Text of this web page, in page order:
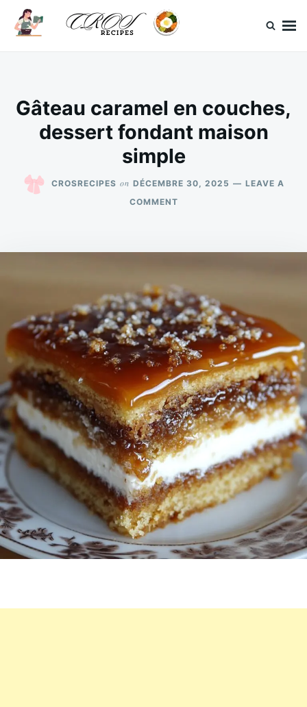
SkipSearch
for:
Gâteau caramel en couches,
dessert fondant maison
simple
CROSRECIPES on DÉCEMBRE 30, 2025
LEAVE A
COMMENTON
COUCHES,
MAISON
SIMPLE